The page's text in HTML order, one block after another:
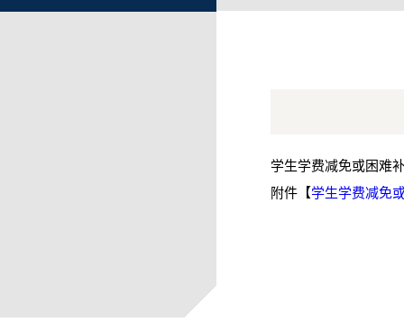
学生学费减免或困难
附件【学生学费减免